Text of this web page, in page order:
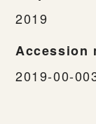
2019
Accession
2019-00-